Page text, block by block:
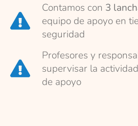
Contamos con 3
equipo de apoyo en
seguridad
Profesores y
supervisar la
de apoyo